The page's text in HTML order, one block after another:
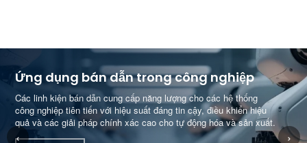
Ứng dụng bán dẫn trong công nghiệp
Các linh kiện bán dẫn cung cấp năng lượng cho các hệ thống
công nghiệp tiên tiến với hiệu suất đáng tin cậy, điều khiển hiệu
quả và các giải pháp chính xác cao cho tự động hóa và sản xuất.
‹ ›